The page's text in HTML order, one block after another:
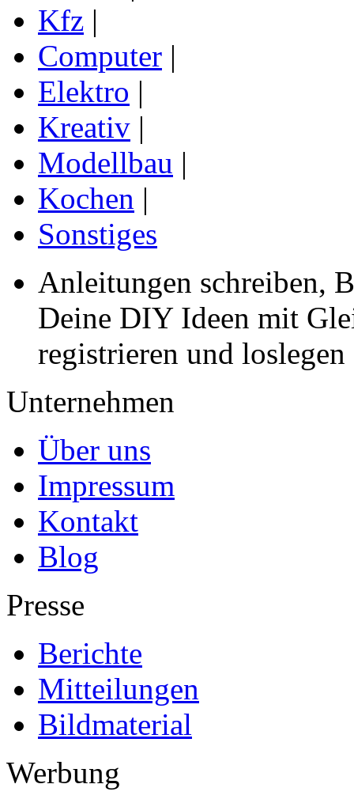
Kfz |
Computer |
Elektro |
Kreativ |
Modellbau |
Kochen |
Sonstiges
Anleitungen schreiben,
Deine DIY Ideen mit
registrieren und loslegen
Unternehmen
Über uns
Impressum
Kontakt
Blog
Presse
Berichte
Mitteilungen
Bildmaterial
Werbung